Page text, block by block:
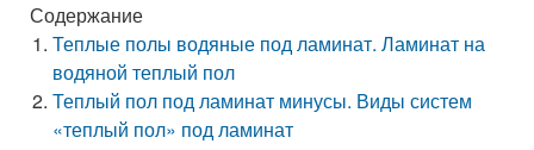
Содержание
Теплые полы водяные под ламинат. Ламинат на
водяной теплый пол
Теплый пол под ламинат минусы. Виды систем
«теплый пол» под ламинат